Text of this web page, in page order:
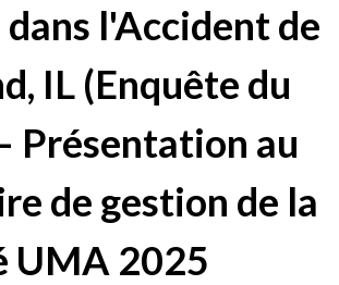
l'Accident de
IL (Enquête du
Présentation au
de gestion de la
UMA 2025